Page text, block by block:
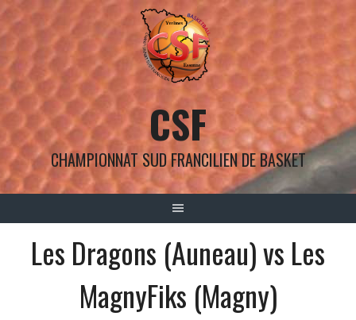
Aller
au
CSF
CHAMPIONNAT SUD FRANCILIEN DE BASKET
Les Dragons (Auneau) vs Les
MagnyFiks (Magny)